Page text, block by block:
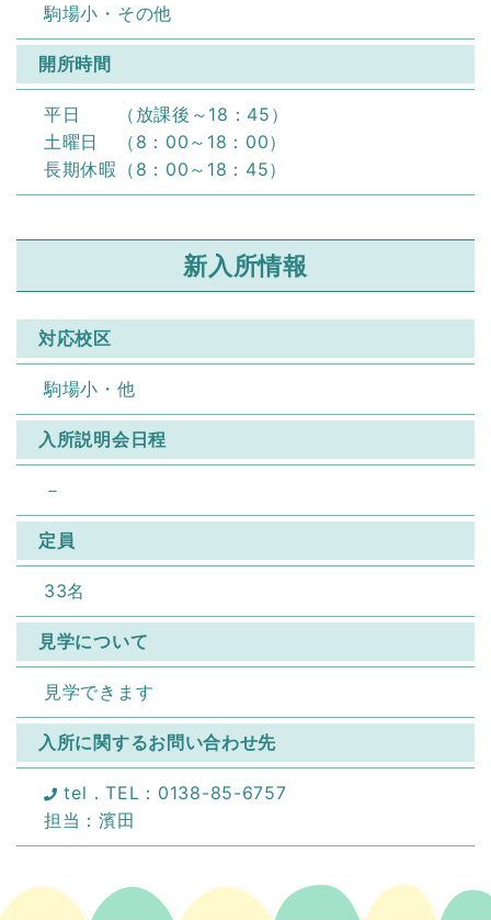
駒場小・その他
開所時間
平日 （放課後～18：45）
土曜日 （8：00～18：00）
長期休暇（8：00～18：45）
新入所情報
対応校区
駒場小・他
入所説明会日程
－
定員
33名
見学について
見学できます
入所に関するお問い合わせ先
tel．TEL：0138-85-6757
担当：濱田